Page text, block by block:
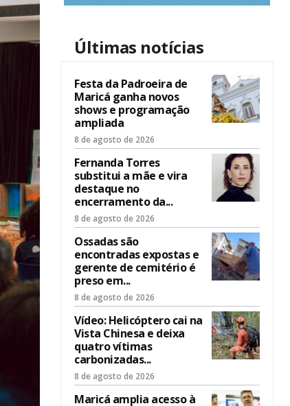
Últimas notícias
Festa da Padroeira de
Maricá ganha novos
shows e programação
ampliada
8 de agosto de 2026
Fernanda Torres
substitui a mãe e vira
destaque no
encerramento da...
8 de agosto de 2026
Ossadas são
encontradas expostas e
gerente de cemitério é
preso em...
8 de agosto de 2026
Vídeo: Helicóptero cai na
Vista Chinesa e deixa
quatro vítimas
carbonizadas...
8 de agosto de 2026
Maricá amplia acesso à